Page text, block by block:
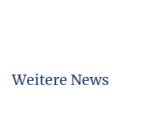
Weitere News